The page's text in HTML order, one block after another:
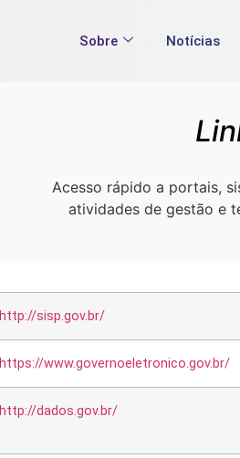
Sobre Notícias
Acesso rápido a portais,
atividades de gestão e
http://sisp.gov.br/
https://www.governoeletronico.gov.br/
http://dados.gov.br/